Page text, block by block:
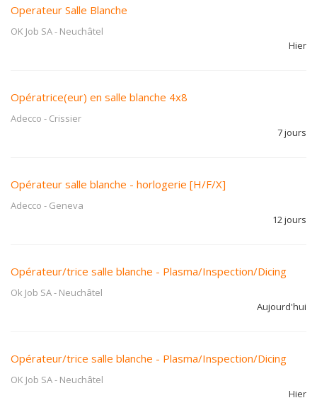
Operateur Salle Blanche
OK Job SA- Neuchâtel
Hier
Opératrice(eur) en salle blanche 4x8
Adecco - Crissier
7 jours
Opérateur salle blanche - horlogerie [H/F/X]
Adecco - Geneva
12 jours
Opérateur/trice salle blanche - Plasma/Inspection/Dicing
Ok Job SA- Neuchâtel
Aujourd'hui
Opérateur/trice salle blanche - Plasma/Inspection/Dicing
OK Job SA- Neuchâtel
Hier